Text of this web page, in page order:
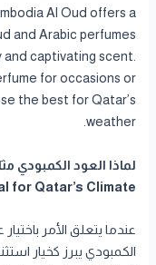
Al Oud offers a
and Arabic perfumes
captivating scent.
for occasions or
the best for Qatar’s
weather.
for Qatar’s Climate
عندما يتعلق الأمر
الكمبودي يبرز كخيار